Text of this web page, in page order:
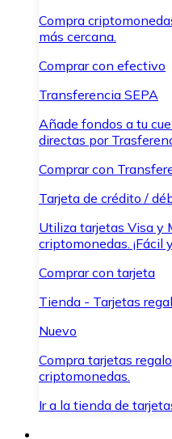
Compra
más cercana.
Comprar con efectivo
Transferencia SEPA
Añade fondos a tu
directas por
Comprar con
Tarjeta de crédito /
Utiliza tarjetas Visa y
criptomonedas. ¡Fácil
Comprar con tarjeta
Tienda - Tarjetas
Nuevo
Compra tarjetas
criptomonedas.
Ir a la tienda de